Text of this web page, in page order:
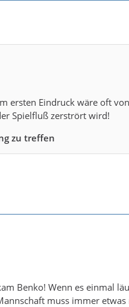
ersten Eindruck wäre oft
Spielfluß zerstrört wird!
zu treffen
Benko! Wenn es einmal
muss immer